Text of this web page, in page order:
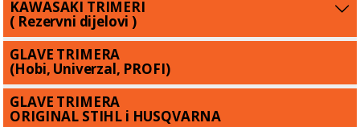
KAWASAKI TRIMERI
( Rezervni dijelovi )
GLAVE TRIMERA
(Hobi, Univerzal, PROFI)
GLAVE TRIMERA
ORIGINAL STIHL i HUSQVARNA